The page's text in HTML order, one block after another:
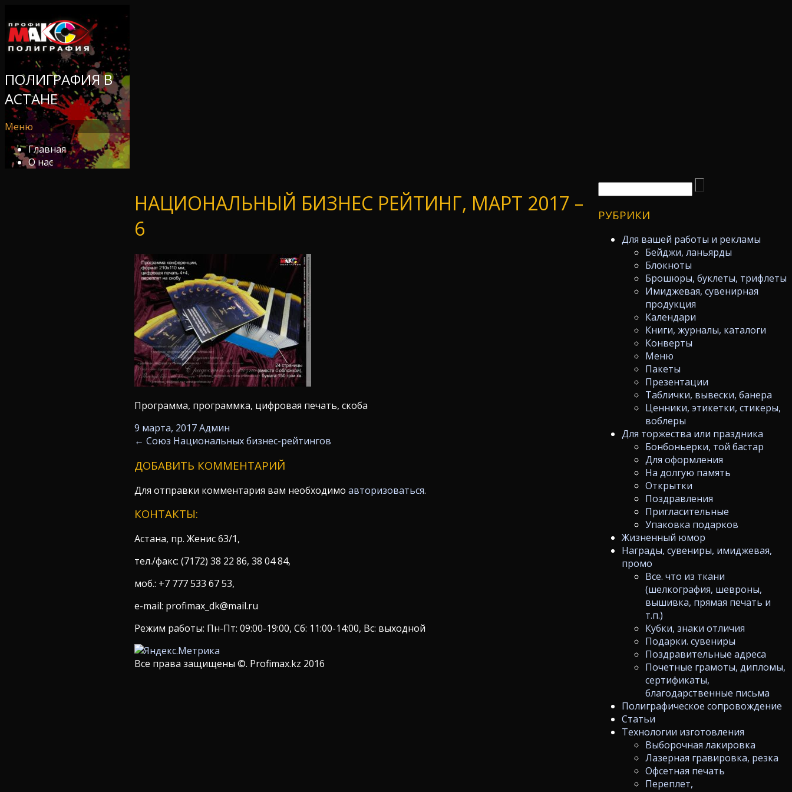
ПОЛИГРАФИЯ В
АСТАНЕ
Меню
Главная
О нас
РУБРИКИ
Для вашей работы и рекламы
Бейджи, ланьярды
Блокноты
Брошюры, буклеты, трифлеты
Имиджевая, сувенирная
продукция
Календари
Книги, журналы, каталоги
Конверты
Меню
Пакеты
Презентации
Таблички, вывески, банера
Ценники, этикетки, стикеры,
воблеры
Для торжества или праздника
Бонбоньерки, той бастар
Для оформления
На долгую память
Открытки
Поздравления
Пригласительные
Упаковка подарков
Жизненный юмор
Награды, сувениры, имиджевая,
промо
Все. что из ткани
(шелкография, шевроны,
вышивка, прямая печать и
т.п.)
Кубки, знаки отличия
Подарки. сувениры
Поздравительные адреса
Почетные грамоты, дипломы,
сертификаты,
благодарственные письма
Полиграфическое сопровождение
Статьи
Технологии изготовления
Выборочная лакировка
Лазерная гравировка, резка
Офсетная печать
Переплет,
НАЦИОНАЛЬНЫЙ БИЗНЕС РЕЙТИНГ, МАРТ 2017 –
6
Программа, программка, цифровая печать, скоба
9 марта, 2017Админ
← Союз Национальных бизнес-рейтингов
ДОБАВИТЬ КОММЕНТАРИЙ
Для отправки комментария вам необходимо авторизоваться.
КОНТАКТЫ:
Астана, пр. Женис 63/1,
тел./факс: (7172) 38 22 86, 38 04 84,
моб.: +7 777 533 67 53,
e-mail: profimax_dk@mail.ru
Режим работы: Пн-Пт: 09:00-19:00, Сб: 11:00-14:00, Вс: выходной
Все права защищены ©. Profimax.kz 2016